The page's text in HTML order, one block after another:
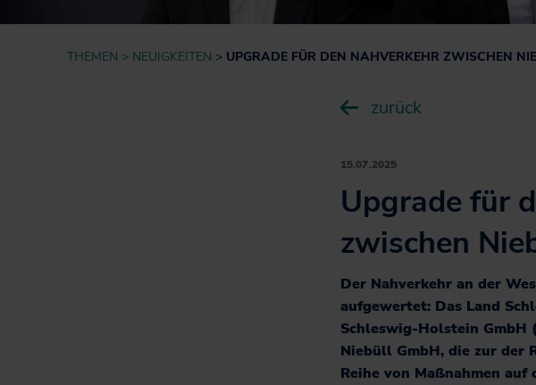
Schiene
Online-
THEMEN NEUIGKEITEN UPGRADE FÜR DEN NAHVERKEHR ZWISCHEN
zurück
15.07.2025
Upgrade für
zwischen
Der Nahverkehr an der
aufgewertet: Das Land
Schleswig-Holstein GmbH
Niebüll GmbH, die zur der
Reihe von Maßnahmen